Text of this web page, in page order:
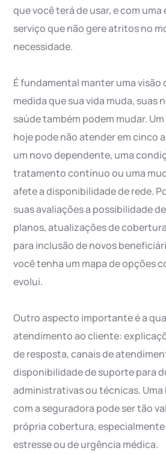
que você terá de usar, e com
serviço que não gere atritos no
necessidade.
É fundamental manter uma visão
medida que sua vida muda, suas
saúde também podem mudar.
hoje pode não atender em cinco
um novo dependente, uma
tratamento contínuo ou uma
afete a disponibilidade de rede.
suas avaliações a possibilidade
planos, atualizações de
para inclusão de novos
você tenha um mapa de opções
evolui.
Outro aspecto importante é a
atendimento ao cliente:
de resposta, canais de
disponibilidade de suporte para
administrativas ou técnicas. Uma
com a seguradora pode ser tão
própria cobertura,
estresse ou de urgência médica.